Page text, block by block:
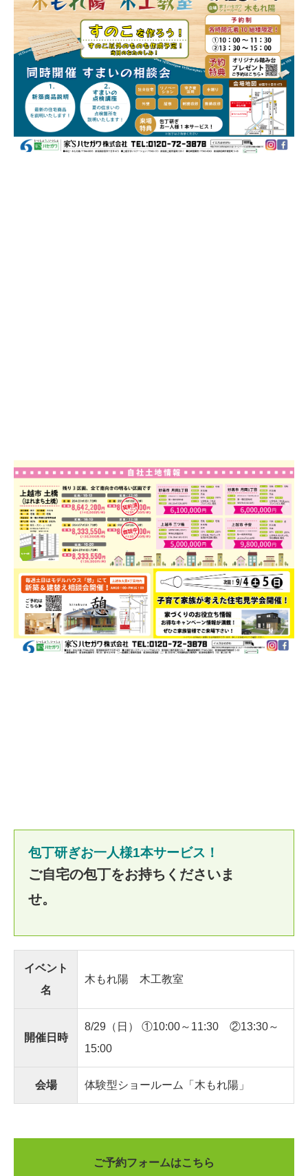
包丁研ぎお一人様1本サービス！
ご自宅の包丁をお持ちくださいま
せ。
イベント
名
木もれ陽 木工教室
開催日時
8/29（日） ①10:00～11:30 ②13:30～
15:00
会場 体験型ショールーム「木もれ陽」
ご予約フォームはこちら